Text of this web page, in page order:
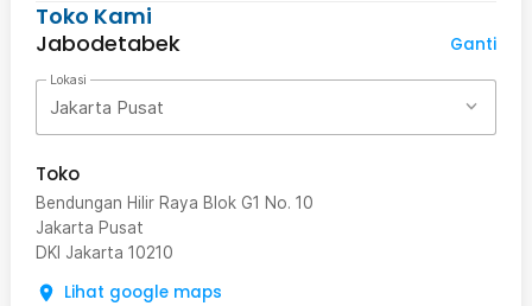
Toko Kami
Jabodetabek
Ganti
Lokasi
Jakarta Pusat
Toko
Bendungan Hilir Raya Blok G1 No. 10
Jakarta Pusat
DKI Jakarta 10210
Lihat google maps